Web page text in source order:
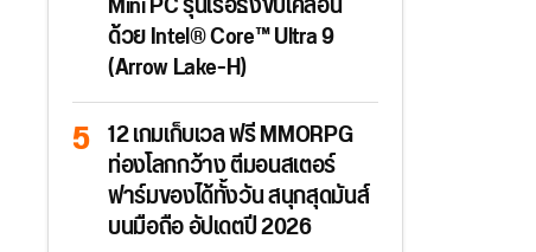
ด้วย Intel® Core™ Ultra 9
(Arrow Lake-H)
12 เกมเก็บเวล ฟรี MMORPG
ท่องโลกกว้าง ตีมอนสเตอร์
ฟาร์มของได้ทั้งวัน สนุกสุดมันส์
บนมือถือ อัปเดตปี 2026